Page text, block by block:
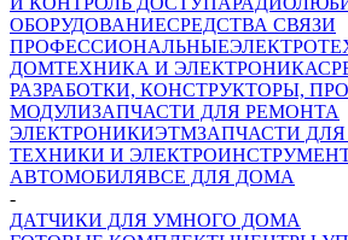
ОБОРУДОВАНИЕСРЕДСТВА СВЯЗИ
ПРОФЕССИОНАЛЬНЫЕ
ДОМТЕХНИКА И ЭЛЕКТРОНИКА
РАЗРАБОТКИ, КОНСТРУКТОРЫ,
МОДУЛИЗАПЧАСТИ ДЛЯ РЕМОНТА
ЭЛЕКТРОНИКИЭТМЗАПЧАСТИ
ТЕХНИКИ И
АВТОМОБИЛЯВСЕ ДЛЯ ДОМА
-
ДАТЧИКИ ДЛЯ УМНОГО ДОМА